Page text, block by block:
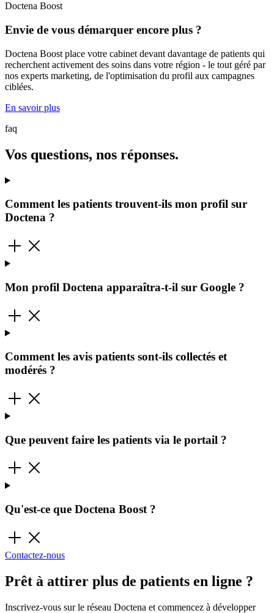
Doctena Boost
Envie de vous démarquer encore plus ?
Doctena Boost place votre cabinet devant davantage de patients qui
recherchent activement des soins dans votre région - le tout géré par
nos experts marketing, de l'optimisation du profil aux campagnes
ciblées.
En savoir plus
faq
Vos questions, nos réponses.
Comment les patients trouvent-ils mon profil sur
Doctena ?
Mon profil Doctena apparaîtra-t-il sur Google ?
Comment les avis patients sont-ils collectés et
modérés ?
Que peuvent faire les patients via le portail ?
Qu'est-ce que Doctena Boost ?
Contactez-nous
Prêt à attirer plus de patients en ligne ?
Inscrivez-vous sur le réseau Doctena et commencez à développer